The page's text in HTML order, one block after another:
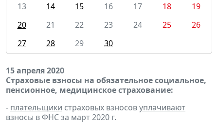
13
14 15 16 17 18
19
20
21 22 23 24 25
26
27
28 29 30
15 апреля 2020
Страховые взносы на обязательное социальное,
пенсионное, медицинское страхование:
- плательщики страховых взносовуплачивают
взносы в ФНС за март 2020 г.